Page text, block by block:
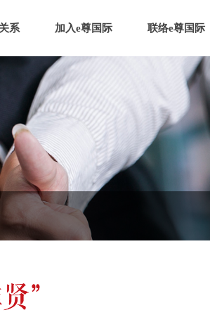
系 加入e尊国际 联络e尊国际